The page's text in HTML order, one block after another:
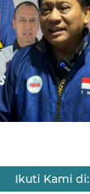
Ikuti Kami di: